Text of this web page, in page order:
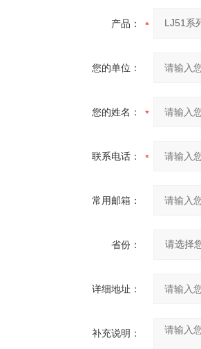
产品：
您的单位：
您的姓名：
联系电话：
常用邮箱：
省份：
详细地址：
补充说明：